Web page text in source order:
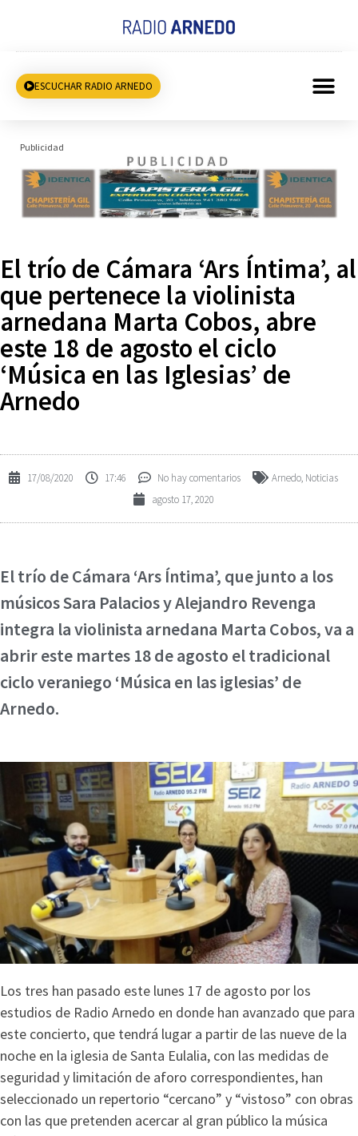
ESCUCHAR RADIO ARNEDO
Publicidad
El trío de Cámara ‘Ars Íntima’, al
que pertenece la violinista
arnedana Marta Cobos, abre
este 18 de agosto el ciclo
‘Música en las Iglesias’ de
Arnedo
17/08/2020 17:46 No hay comentarios Arnedo, Noticias
agosto 17, 2020
El trío de Cámara ‘Ars Íntima’, que junto a los
músicos Sara Palacios y Alejandro Revenga
integra la violinista arnedana Marta Cobos, va a
abrir este martes 18 de agosto el tradicional
ciclo veraniego ‘Música en las iglesias’ de
Arnedo.
Los tres han pasado este lunes 17 de agosto por los
estudios de Radio Arnedo en donde han avanzado que para
este concierto, que tendrá lugar a partir de las nueve de la
noche en la iglesia de Santa Eulalia, con las medidas de
seguridad y limitación de aforo correspondientes, han
seleccionado un repertorio “cercano” y “vistoso” con obras
con las que pretenden acercar al gran público la música